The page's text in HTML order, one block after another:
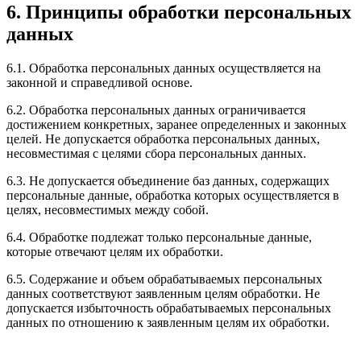
6. Принципы обработки персональных
данных
6.1. Обработка персональных данных осуществляется на
законной и справедливой основе.
6.2. Обработка персональных данных ограничивается
достижением конкретных, заранее определенных и законных
целей. Не допускается обработка персональных данных,
несовместимая с целями сбора персональных данных.
6.3. Не допускается объединение баз данных, содержащих
персональные данные, обработка которых осуществляется в
целях, несовместимых между собой.
6.4. Обработке подлежат только персональные данные,
которые отвечают целям их обработки.
6.5. Содержание и объем обрабатываемых персональных
данных соответствуют заявленным целям обработки. Не
допускается избыточность обрабатываемых персональных
данных по отношению к заявленным целям их обработки.